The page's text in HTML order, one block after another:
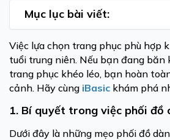
Mục lục bài viết:
Việc lựa chọn trang phục phù hợp
tuổi trung niên. Nếu bạn đang băn
trang phục khéo léo, bạn hoàn
cảnh. Hãy cùng iBasic khám phá
1. Bí quyết trong việc phối đồ
Dưới đây là những mẹo phối đồ